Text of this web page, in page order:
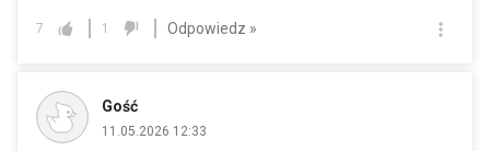
7 1 Odpowiedz »
Gość
11.05.2026 12:33